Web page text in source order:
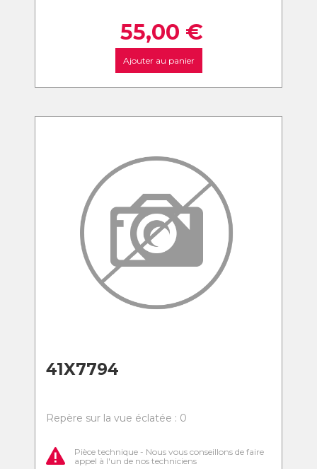
55,00 €
Ajouter au panier
41X7794
Repère sur la vue éclatée : 0
Pièce technique - Nous vous conseillons de faire
appel à l'un de nos techniciens